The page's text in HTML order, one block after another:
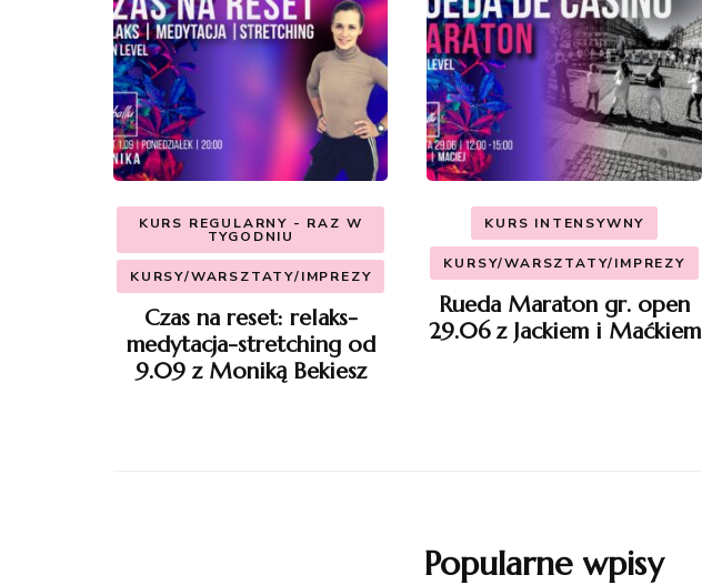
KURS REGULARNY - RAZ W
TYGODNIU
KURSY/WARSZTATY/IMPREZY
Czas na reset: relaks-
medytacja-stretching od
9.09 z Moniką Bekiesz
KURS INTENSYWNY
KURSY/WARSZTATY/IMPREZY
Rueda Maraton gr. open
29.06 z Jackiem i Maćkiem
Popularne wpisy